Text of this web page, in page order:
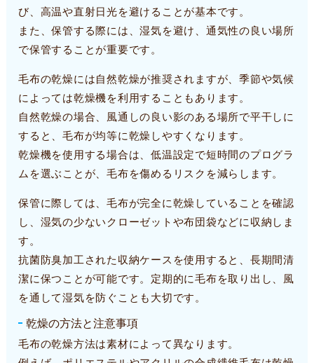
び、高温や直射日光を避けることが基本です。
また、保管する際には、湿気を避け、通気性の良い場所
で保管することが重要です。
毛布の乾燥には自然乾燥が推奨されますが、季節や気候
によっては乾燥機を利用することもあります。
自然乾燥の場合、風通しの良い影のある場所で平干しに
すると、毛布が均等に乾燥しやすくなります。
乾燥機を使用する場合は、低温設定で短時間のプログラ
ムを選ぶことが、毛布を傷めるリスクを減らします。
保管に際しては、毛布が完全に乾燥していることを確認
し、湿気の少ないクローゼットや布団袋などに収納しま
す。
抗菌防臭加工された収納ケースを使用すると、長期間清
潔に保つことが可能です。定期的に毛布を取り出し、風
を通して湿気を防ぐことも大切です。
乾燥の方法と注意事項
毛布の乾燥方法は素材によって異なります。